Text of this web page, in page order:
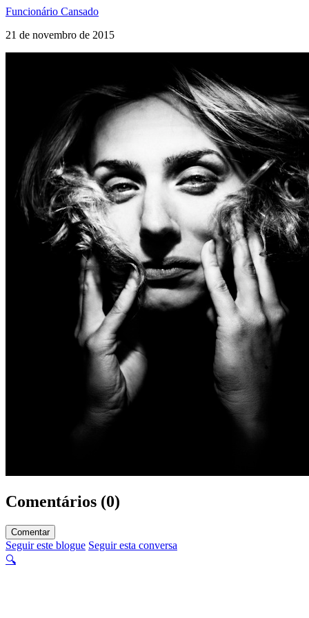
Funcionário Cansado
21 de novembro de 2015
Comentários (0)
Comentar
Seguir este blogue Seguir esta conversa
🔍